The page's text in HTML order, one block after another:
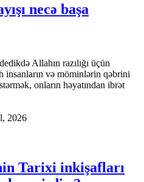
necə başa
insanların və möminlərin qəbrini
onların həyatından ibrət
2026
Tarixi inkişafları